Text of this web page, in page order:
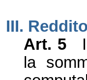
III.
Art. 5
la